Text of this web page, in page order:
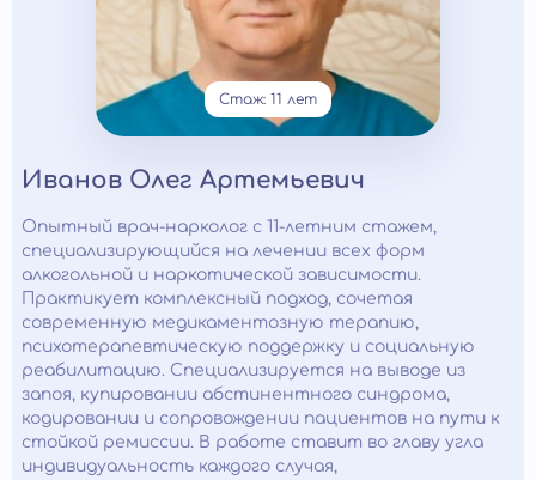
Стаж: 11 лет
Иванов Олег Артемьевич
Опытный врач-нарколог с 11-летним стажем,
специализирующийся на лечении всех форм
алкогольной и наркотической зависимости.
Практикует комплексный подход, сочетая
современную медикаментозную терапию,
психотерапевтическую поддержку и социальную
реабилитацию. Специализируется на выводе из
запоя, купировании абстинентного синдрома,
кодировании и сопровождении пациентов на пути к
стойкой ремиссии. В работе ставит во главу угла
индивидуальность каждого случая,